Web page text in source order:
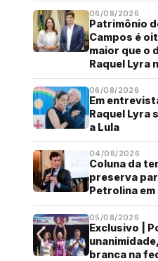
06/08/2026
Patrimônio
Campos é
maior que o
Raquel Lyra
06/08/2026
Em
Raquel Lyra
a Lula
04/08/2026
Coluna da
preserva
Petrolina em
05/08/2026
Exclusivo |
branca na